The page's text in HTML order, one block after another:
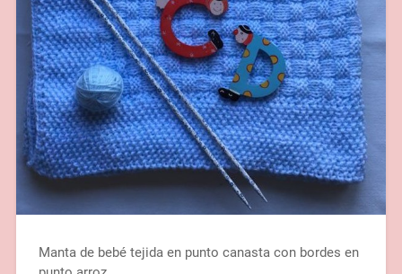
Manta de bebé tejida en punto canasta con bordes en